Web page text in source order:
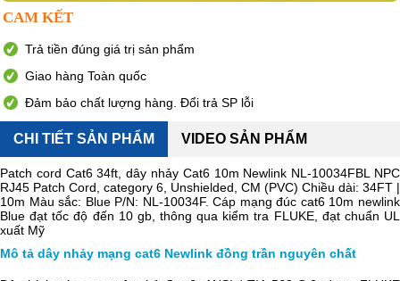
CAM KẾT
Trả tiền đúng giá trị sản phẩm
Giao hàng Toàn quốc
Đảm bảo chất lượng hàng. Đổi trả SP lỗi
CHI TIẾT SẢN PHẨM VIDEO SẢN PHẨM
Patch cord Cat6 34ft, dây nhảy Cat6 10m Newlink NL-10034FBL NPC
RJ45 Patch Cord, category 6, Unshielded, CM (PVC) Chiều dài: 34FT |
10m Màu sắc: Blue P/N: NL-10034F. Cáp mạng đúc cat6 10m newlink
Blue đạt tốc độ đến 10 gb, thông qua kiểm tra FLUKE, đạt chuẩn UL
xuất Mỹ
Mô tả dây nhảy mạng cat6 Newlink đồng trần nguyên chất